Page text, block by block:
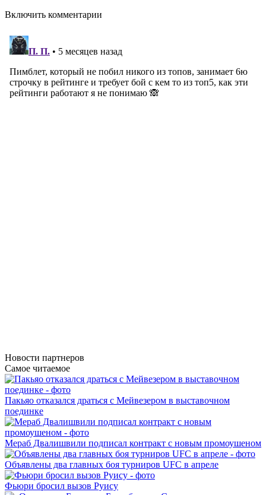
Включить комментарии
Новости партнеров
Самое читаемое
Пакьяо отказался драться с Мейвезером в выставочном
поединке
Мераб Двалишвили подписал контракт с новым промоушеном
Объявлены два главных боя турниров UFC в апреле
Фьюри бросил вызов Руису